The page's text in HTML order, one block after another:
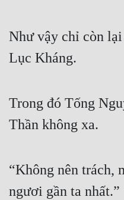
Như vậy chỉ còn
Lục Kháng.
Trong đó Tống
Thần không xa.
“Không nên trách,
ngươi gần ta nhất.”